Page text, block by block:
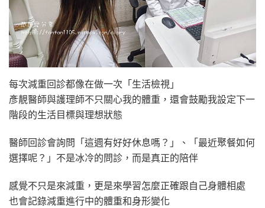
每次減重回診都像在做一次「生活檢視」
彥靚醫師與護理師不只關心我的體重，還會鼓勵我設定下一
階段的生活目標與理想狀態
醫師回診會詢問「這週有好好休息嗎？」、「最近聚餐如何
選擇呢？」不是冰冷的問診，而是真正的陪伴
感覺不只是來減重，更是來學習怎麼正確跟自己身體相處
也會記錄減重進行中的體重和身形變化